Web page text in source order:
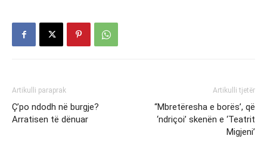
Artikulli paraprak
Ç’po ndodh në burgje?
Arratisen të dënuar
Artikulli tjetër
“Mbretëresha e borës’, që
‘ndriçoi’ skenën e ‘Teatrit
Migjeni’